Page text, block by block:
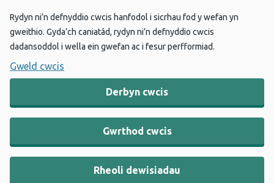
Rydyn ni’n defnyddio cwcis hanfodol i sicrhau fod y wefan yn
gweithio. Gyda’ch caniatâd, rydyn ni’n defnyddio cwcis
dadansoddol i wella ein gwefan ac i fesur perfformiad.
Gweld cwcis
Derbyn cwcis
Gwrthod cwcis
Rheoli dewisiadau